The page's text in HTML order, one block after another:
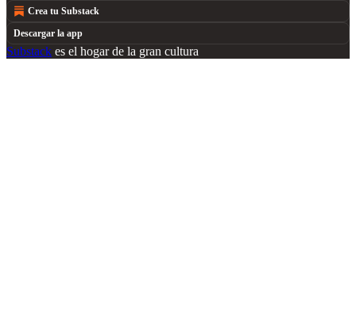
Crea tu Substack
Descargar la app
Substack es el hogar de la gran cultura